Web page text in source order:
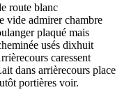
route blanc
vide admirer chambre
plaqué mais
usés dixhuit
caressent
dans arrièrecours place
portières voir.